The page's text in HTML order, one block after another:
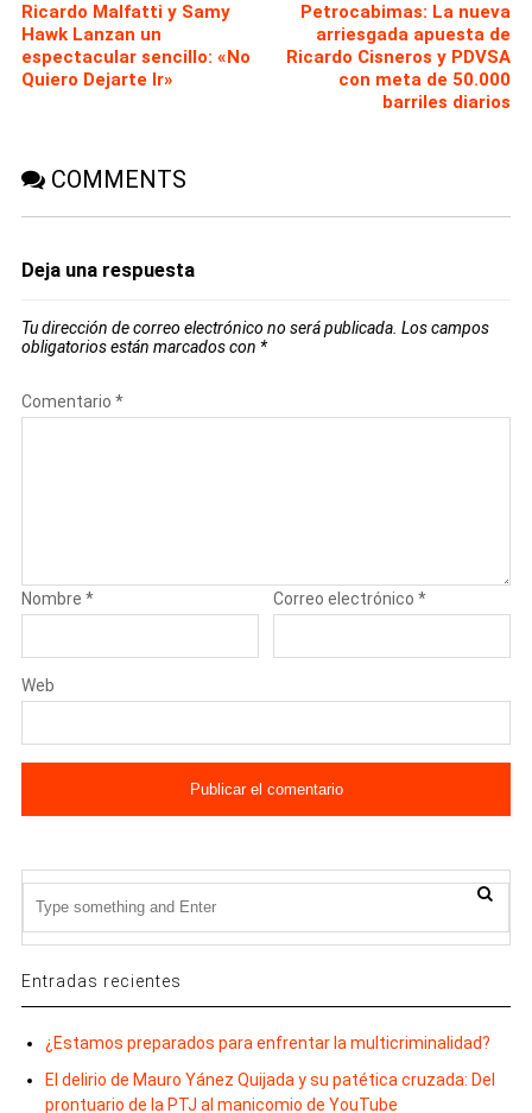
Ricardo Malfatti y Samy
Hawk Lanzan un
espectacular sencillo: «No
Quiero Dejarte Ir»
Petrocabimas: La nueva
arriesgada apuesta de
Ricardo Cisneros y PDVSA
con meta de 50.000
barriles diarios
COMMENTS
Deja una respuesta
Tu dirección de correo electrónico no será publicada. Los campos
obligatorios están marcados con *
Comentario *
Nombre * Correo electrónico*
Web
Entradas recientes
¿Estamos preparados para enfrentar la multicriminalidad?
El delirio de Mauro Yánez Quijada y su patética cruzada: Del
prontuario de la PTJ al manicomio de YouTube